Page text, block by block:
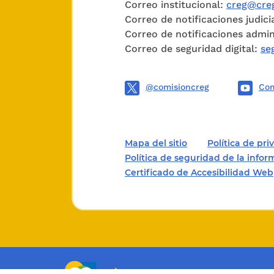
demás
libertad
Correo institucional:
Correo de notificaciones
Correo de notificaciones
Correo de seguridad digital:
@comisioncreg
Mapa del sitio Política de
Política de seguridad de la
Certificado de Accesibilidad Web